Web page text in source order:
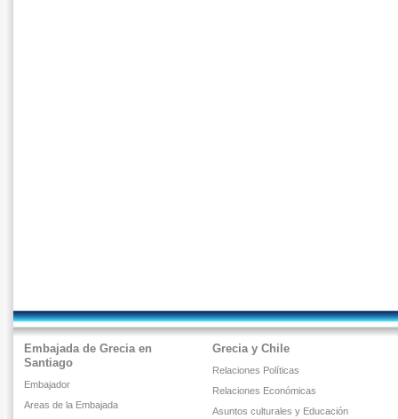
Embajada de Grecia en
Santiago
Embajador
Areas de la Embajada
Grecia y Chile
Relaciones Políticas
Relaciones Económicas
Asuntos culturales y Educación